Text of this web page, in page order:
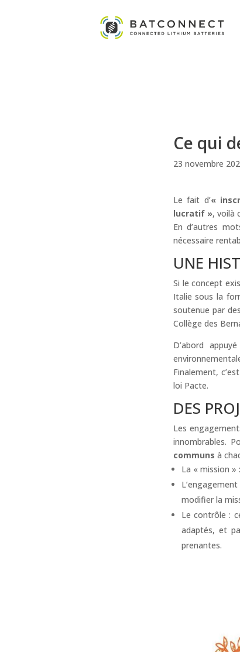
Ce qui
23 novembre
Le fait d’«
lucratif », voilà
En d’autres
nécessaire
UNE
Si le concept
Italie sous la
soutenue par
Collège des
D’abord
Finalement,
loi Pacte.
DES
Les
innombrables.
communs à
La « mission
modifier la
Le contrôle :
adaptés, et
prenantes.